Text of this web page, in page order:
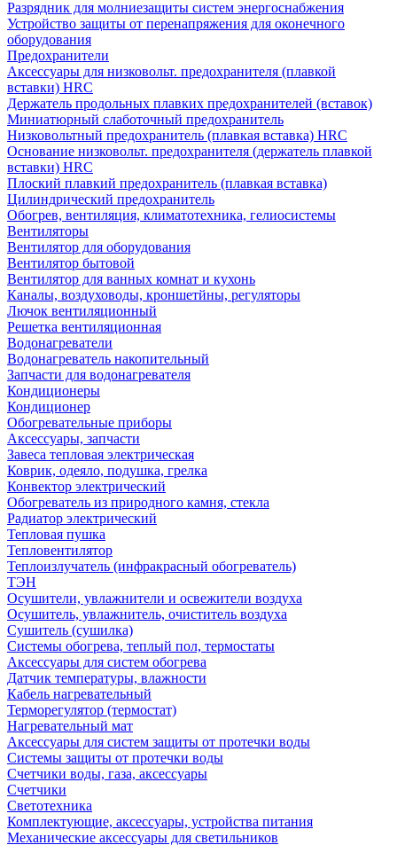
Разрядник для молниезащиты систем энергоснабжения
Устройство защиты от перенапряжения для оконечного
оборудования
Предохранители
Аксессуары для низковольт. предохранителя (плавкой
вставки) HRC
Держатель продольных плавких предохранителей (вставок)
Миниатюрный слаботочный предохранитель
Низковольтный предохранитель (плавкая вставка) HRC
Основание низковольт. предохранителя (держатель плавкой
вставки) HRC
Плоский плавкий предохранитель (плавкая вставка)
Цилиндрический предохранитель
Обогрев, вентиляция, климатотехника, гелиосистемы
Вентиляторы
Вентилятор для оборудования
Вентилятор бытовой
Вентилятор для ванных комнат и кухонь
Каналы, воздуховоды, кроншетйны, регуляторы
Лючок вентиляционный
Решетка вентиляционная
Водонагреватели
Водонагреватель накопительный
Запчасти для водонагревателя
Кондиционеры
Кондиционер
Обогревательные приборы
Аксессуары, запчасти
Завеса тепловая электрическая
Коврик, одеяло, подушка, грелка
Конвектор электрический
Обогреватель из природного камня, стекла
Радиатор электрический
Тепловая пушка
Тепловентилятор
Теплоизлучатель (инфракрасный обогреватель)
ТЭН
Осушители, увлажнители и освежители воздуха
Осушитель, увлажнитель, очиститель воздуха
Сушитель (сушилка)
Системы обогрева, теплый пол, термостаты
Аксессуары для систем обогрева
Датчик температуры, влажности
Кабель нагревательный
Терморегулятор (термостат)
Нагревательный мат
Аксессуары для систем защиты от протечки воды
Системы защиты от протечки воды
Счетчики воды, газа, аксессуары
Счетчики
Светотехника
Комплектующие, аксессуары, устройства питания
Механические аксессуары для светильников